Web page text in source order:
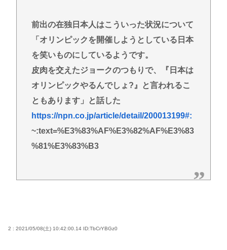
前出の在独日本人はこういった状況について
「オリンピックを開催しようとしている日本
を笑いものにしているようです。
皮肉を交えたジョークのつもりで、『日本は
オリンピックやるんでしょ?』と言われるこ
ともあります」と話した
https://npn.co.jp/article/detail/200013199#:
~:text=%E3%83%AF%E3%82%AF%E3%83
%81%E3%83%B3
2 : 2021/05/08(土) 10:42:00.14 ID:TbCrYBGz0